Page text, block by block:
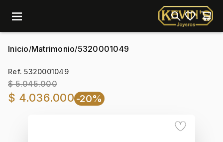
menu
Inicio/Matrimonio/5320001049
Ref. 5320001049
$ 5.045.000
$ 4.036.000 -20%